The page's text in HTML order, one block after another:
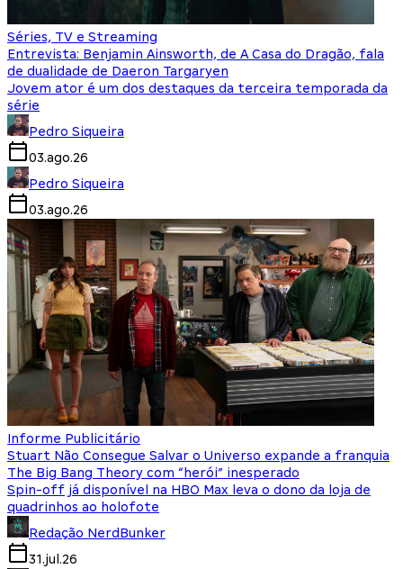
Séries, TV e Streaming
Entrevista: Benjamin Ainsworth, de A Casa do Dragão, fala
de dualidade de Daeron Targaryen
Jovem ator é um dos destaques da terceira temporada da
série
Pedro Siqueira
03.ago.26
Pedro Siqueira
03.ago.26
Informe Publicitário
Stuart Não Consegue Salvar o Universo expande a franquia
The Big Bang Theory com “herói” inesperado
Spin-off já disponível na HBO Max leva o dono da loja de
quadrinhos ao holofote
Redação NerdBunker
31.jul.26